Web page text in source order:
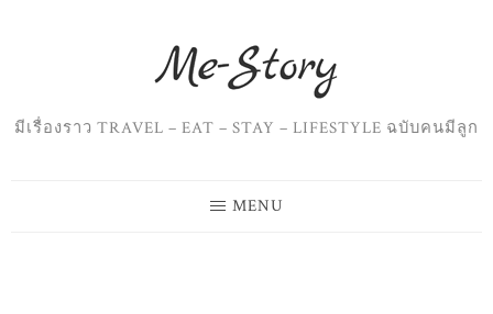
content
มีเรื่องราว TRAVEL – EAT – STAY – LIFESTYLE ฉบับคนมีลูก
MENU